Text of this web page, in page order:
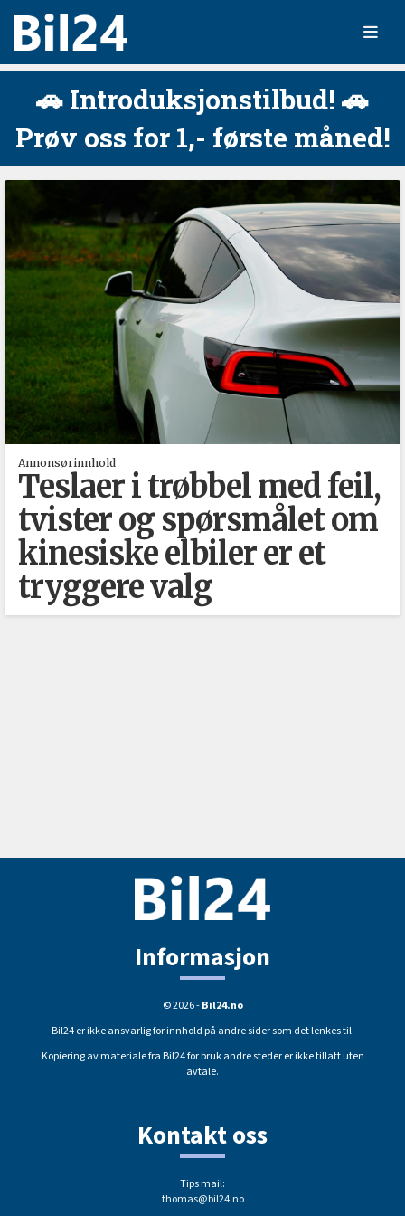
🚗 Introduksjonstilbud! 🚗
Prøv oss for 1,- første måned!
Annonsørinnhold
Teslaer i trøbbel med feil,
tvister og spørsmålet om
kinesiske elbiler er et
tryggere valg
Informasjon
© 2026 -Bil24.no
Bil24 er ikke ansvarlig for innhold på andre sider som det lenkes til.
Kopiering av materiale fra Bil24 for bruk andre steder er ikke tillatt uten
avtale.
Kontakt oss
Tips mail:
thomas@bil24.no